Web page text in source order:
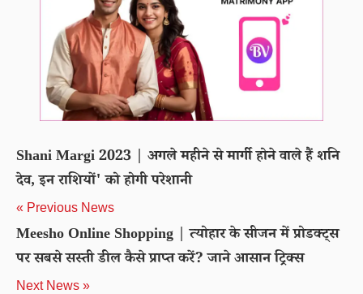
Shani Margi 2023 | अगले महीने से मार्गी होने वाले हैं शनि
देव, इन राशियों' को होगी परेशानी
« Previous News
Meesho Online Shopping | त्योहार के सीजन में प्रोडक्ट्स
पर सबसे सस्ती डील कैसे प्राप्त करें? जाने आसान ट्रिक्स
Next News »